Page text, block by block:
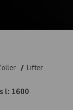
Lifter
l: 1600